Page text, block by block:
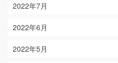
2022年7月
2022年6月
2022年5月